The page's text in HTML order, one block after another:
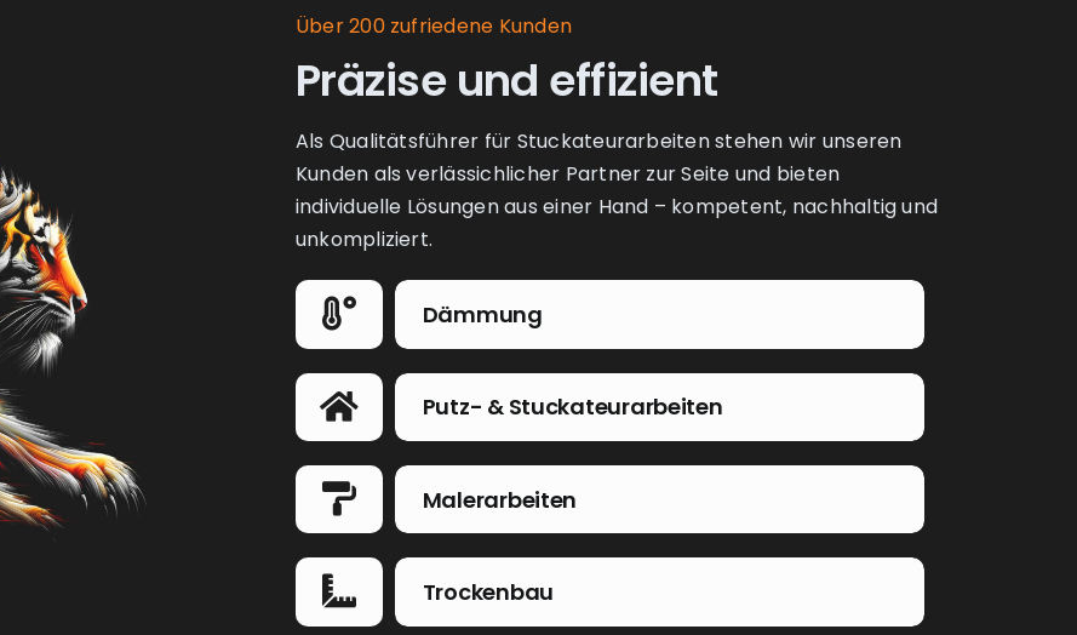
Über 200 zufriedene Kunden
Präzise und effizient
Als Qualitätsführer für Stuckateurarbeiten stehen wir unseren
Kunden als verlässichlicher Partner zur Seite und bieten
individuelle Lösungen aus einer Hand – kompetent, nachhaltig und
unkompliziert.
Dämmung
Putz- & Stuckateurarbeiten
Malerarbeiten
Trockenbau